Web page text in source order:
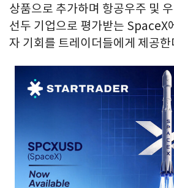
상품으로 추가하며 항공우주 및
선두 기업으로 평가받는 SpaceX
자 기회를 트레이더들에게 제공한